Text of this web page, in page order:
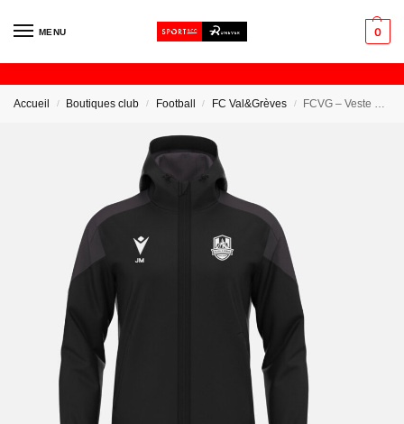
MENU 0
Accueil / Boutiques club / Football / FC Val&Grèves / FCVG – Veste Softshell